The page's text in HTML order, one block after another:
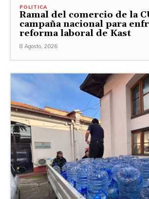
POLITICA
Ramal del comercio de la
campaña nacional para
reforma laboral de Kast
8 Agosto, 2026